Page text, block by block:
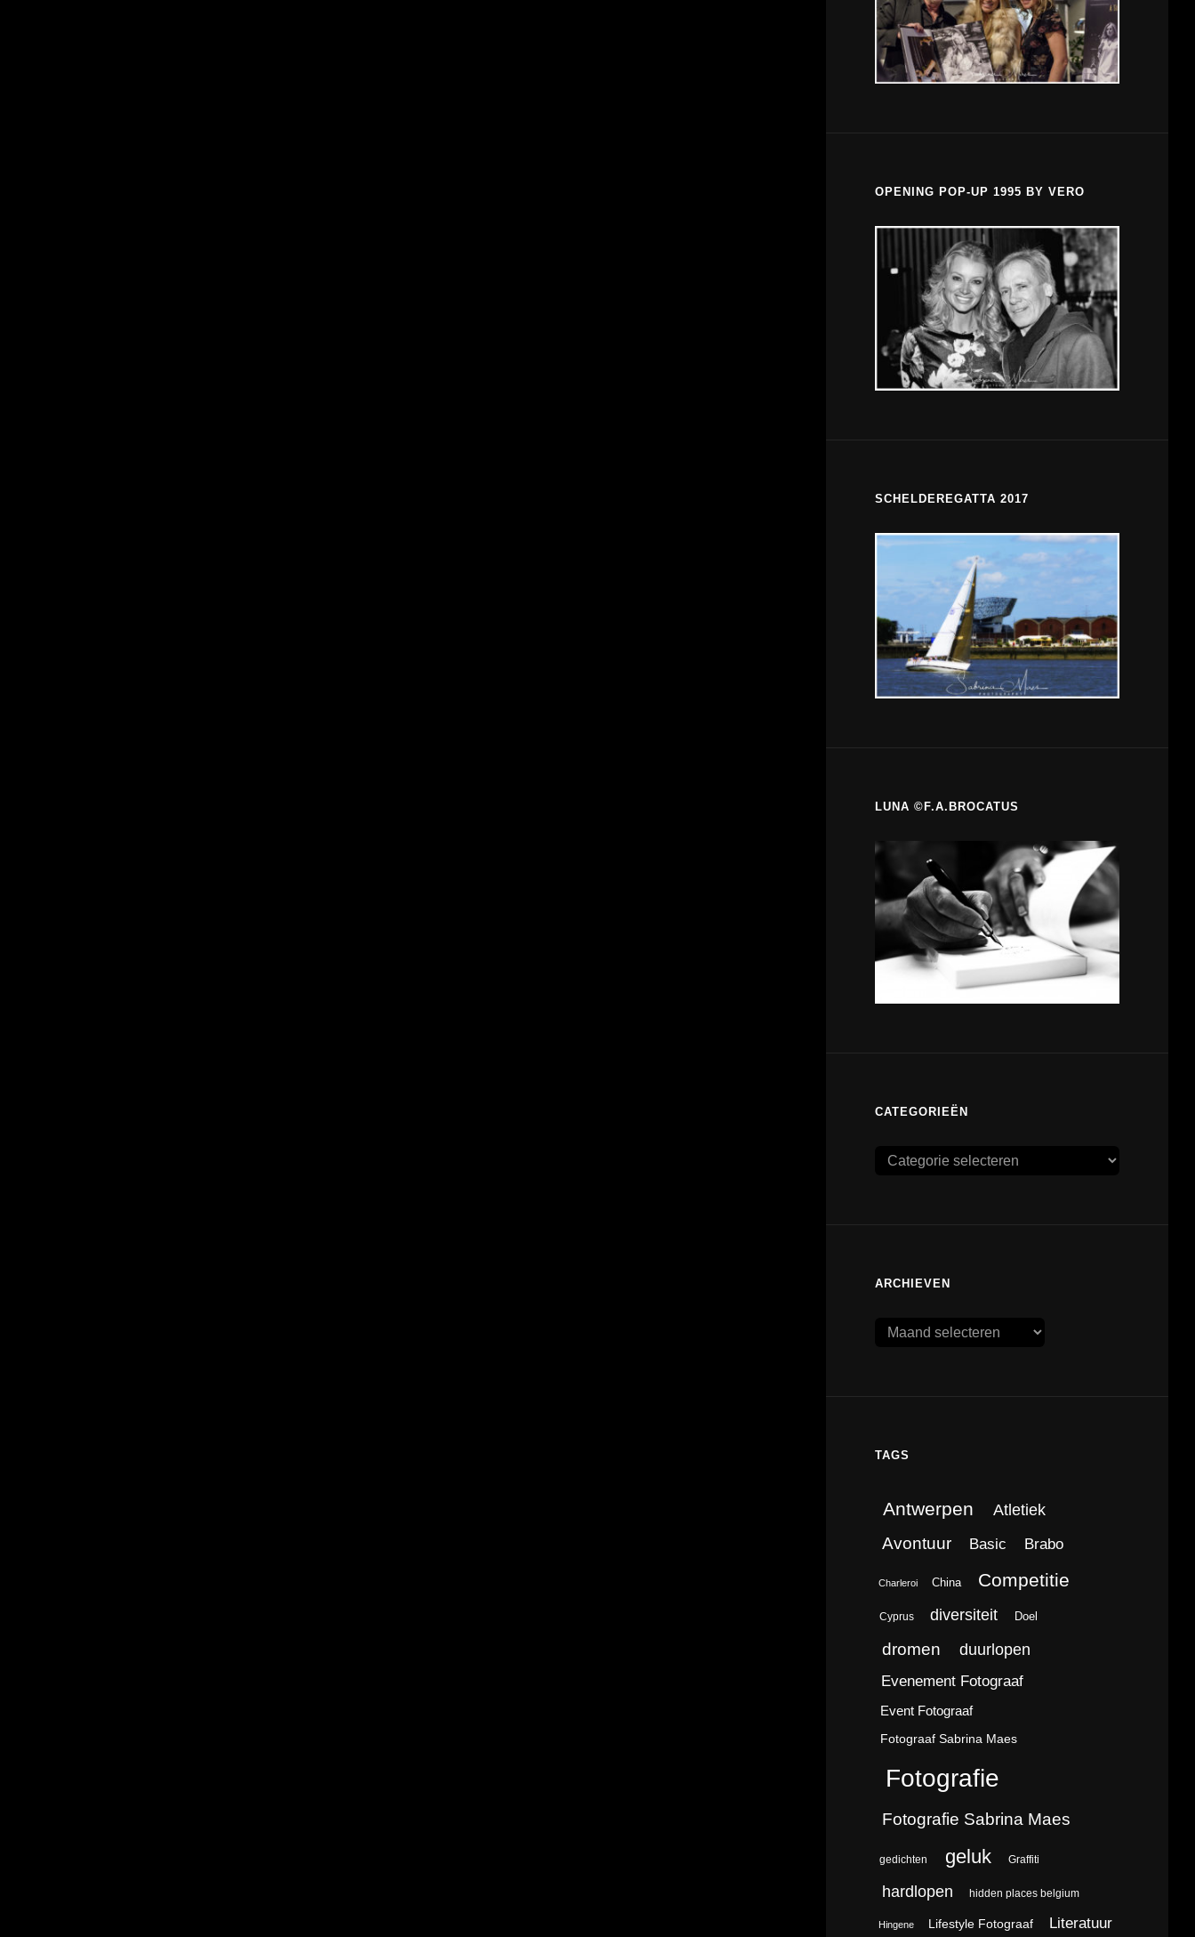
OPENING POP-UP 1995 BY VERO
SCHELDEREGATTA 2017
LUNA ©F.A.BROCATUS
CATEGORIEËN
Categorieën
ARCHIEVEN
Archieven
TAGS
Antwerpen Atletiek
Avontuur Basic Brabo
Charleroi China Competitie
Cyprus diversiteit Doel
dromen duurlopen
Evenement Fotograaf
Event Fotograaf
Fotograaf Sabrina Maes
Fotografie
Fotografie Sabrina Maes
gedichten geluk Graffiti
hardlopen hidden places belgium
Hingene Lifestyle Fotograaf Literatuur